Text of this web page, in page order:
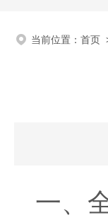
当前位置： 首页
一、